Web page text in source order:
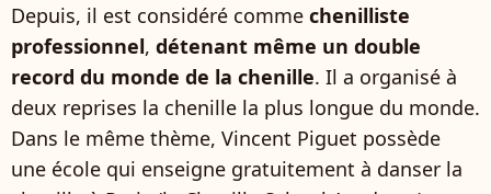
Depuis, il est considéré comme chenilliste
professionnel, détenant même un double
record du monde de la chenille. Il a organisé à
deux reprises la chenille la plus longue du monde.
Dans le même thème, Vincent Piguet possède
une école qui enseigne gratuitement à danser la